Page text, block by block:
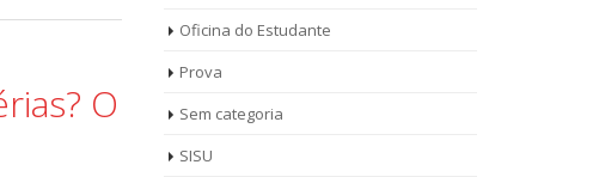
O
Oficina do Estudante
Prova
Sem categoria
SISU